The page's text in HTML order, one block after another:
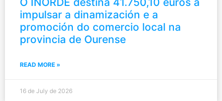
impulsar a dinamización e a
promoción do comercio local na
provincia de Ourense
READ MORE »
16 de July de 2026